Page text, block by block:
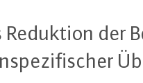
Reduktion